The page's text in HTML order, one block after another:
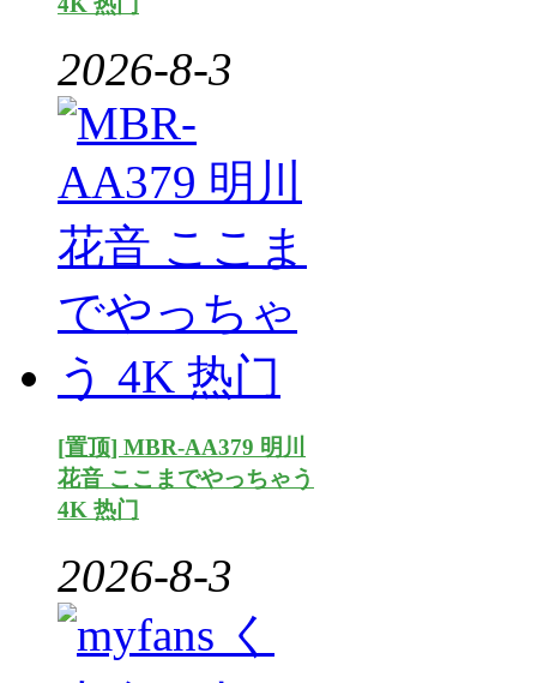
2026-8-3
[置顶] MBR-AA379 明川
花音 ここまでやっちゃう
4K 热门
2026-8-3